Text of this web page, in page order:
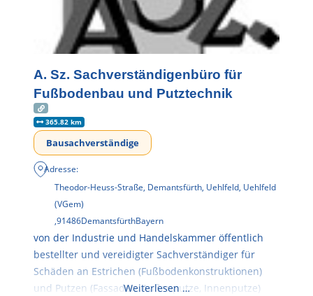
A. Sz. Sachverständigenbüro für
Fußbodenbau und Putztechnik
365.82 km
Bausachverständige
Adresse:
Theodor-Heuss-Straße, Demantsfürth, Uehlfeld, Uehlfeld
(VGem)
,91486DemantsfürthBayern
von der Industrie und Handelskammer öffentlich
bestellter und vereidigter Sachverständiger für
Schäden an Estrichen (Fußbodenkonstruktionen)
und Putzen (Fassaden, Außenputze, Innenputze)
Weiterlesen …